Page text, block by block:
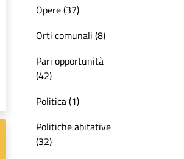
Opere (37)
Orti comunali (8)
Pari opportunità
(42)
Politica (1)
Politiche abitative
(32)